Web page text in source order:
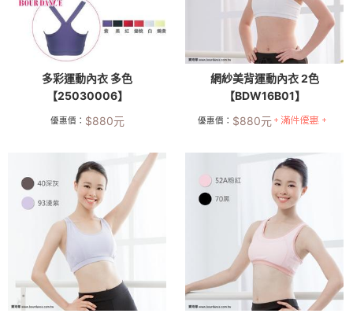
多彩運動內衣 多色
【25030006】
優惠價： $880元
網紗美背運動內衣 2色
【BDW16B01】
優惠價： $880元